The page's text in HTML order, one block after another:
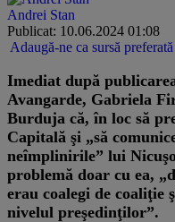
Andrei Stan
Publicat: 10.06.2024 01:08
Adaugă-ne ca sursă
Imediat după
Avangarde, Gabriela
Burduja că, în loc să
Capitală şi „să
neîmplinirile” lui
problemă doar cu ea,
erau coalegi de coaliţie
nivelul preşedinţilor”.